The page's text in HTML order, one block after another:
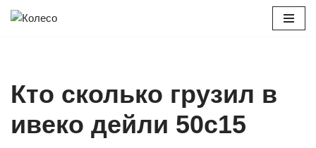
Кто сколько грузил в
ивеко дейли 50с15